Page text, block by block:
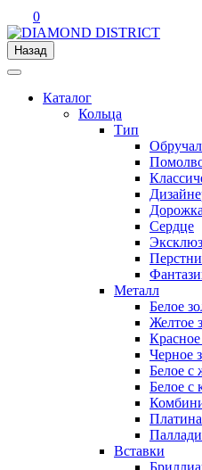
0
Назад
Каталог
Кольца
Тип
Дорожка
Сердце
Металл
Белое
Желтое
Красное
Черное
Белое с
Белое с
Платина
Вставки